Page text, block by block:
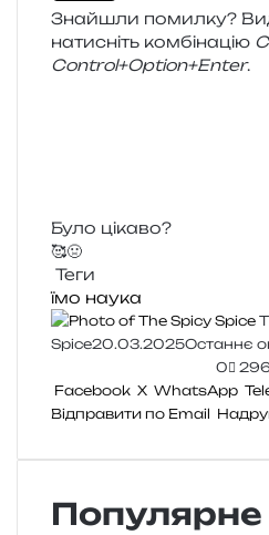
Знайшли помил­ку?
нати­сніть ком­бі­на­цію
Control+Option+Enter.
Було цікаво?
🥰🤢
Теги
їмо наука
Spice20.03.2025Останнє
0
296
Facebook X WhatsApp
Відправити по Email
Популярне